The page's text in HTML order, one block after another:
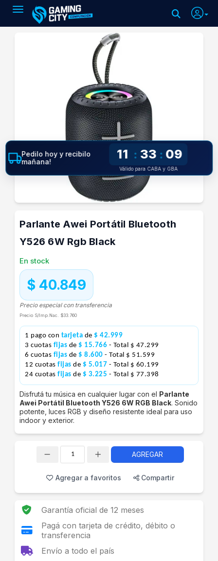
Toggle navigation
Parlante Awei Portátil Bluetooth
Y526 6W Rgb Black
En stock
$ 40.849
Precio especial con transferencia
Precio S/Imp.Nac. $33.760
1 pago con tarjeta de $ 42.999
3 cuotas fijas de $ 15.766 - Total $ 47.299
6 cuotas fijas de $ 8.600 - Total $ 51.599
12 cuotas fijas de $ 5.017 - Total $ 60.199
24 cuotas fijas de $ 3.225 - Total $ 77.398
Disfrutá tu música en cualquier lugar con el Parlante
Awei Portátil Bluetooth Y526 6W RGB Black. Sonido
potente, luces RGB y diseño resistente ideal para uso
indoor y exterior.
Pedilo hoy y recibilo
mañana!
11 : 33 : 09
Válido para CABA y GBA
AGREGAR
Agregar a favoritos Compartir
Garantía oficial de 12 meses
Pagá con tarjeta de crédito, débito o
transferencia
Envío a todo el país